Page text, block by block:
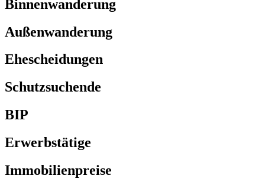
Binnenwanderung
Außenwanderung
Ehescheidungen
Schutzsuchende
BIP
Erwerbstätige
Immobilienpreise